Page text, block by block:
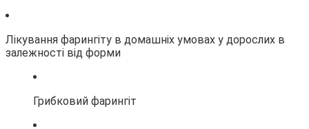
Лікування фарингіту в домашніх умовах у дорослих в
залежності від форми
Грибковий фарингіт